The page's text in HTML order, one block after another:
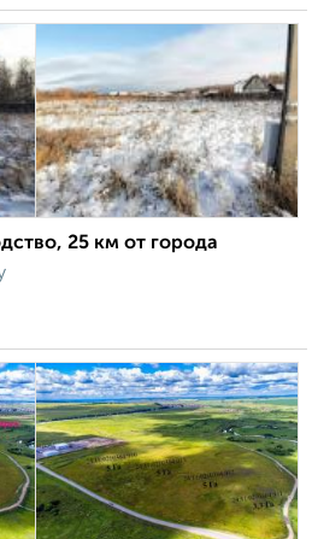
25 км от города